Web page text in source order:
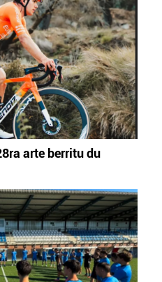
arte berritu du